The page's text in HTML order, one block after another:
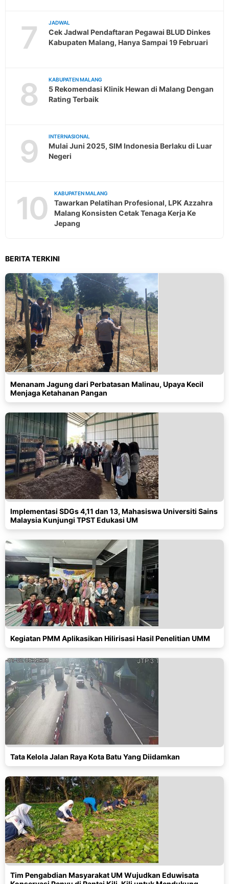
7 JADWAL
Cek Jadwal Pendaftaran Pegawai BLUD Dinkes
Kabupaten Malang, Hanya Sampai 19 Februari
8 KABUPATEN MALANG
5 Rekomendasi Klinik Hewan di Malang Dengan
Rating Terbaik
9 INTERNASIONAL
Mulai Juni 2025, SIM Indonesia Berlaku di Luar
Negeri
10 KABUPATEN MALANG
Tawarkan Pelatihan Profesional, LPK Azzahra
Malang Konsisten Cetak Tenaga Kerja Ke
Jepang
BERITA TERKINI
Menanam Jagung dari Perbatasan Malinau, Upaya Kecil
Menjaga Ketahanan Pangan
Implementasi SDGs 4,11 dan 13, Mahasiswa Universiti Sains
Malaysia Kunjungi TPST Edukasi UM
Kegiatan PMM Aplikasikan Hilirisasi Hasil Penelitian UMM
Tata Kelola Jalan Raya Kota Batu Yang Diidamkan
Tim Pengabdian Masyarakat UM Wujudkan Eduwisata